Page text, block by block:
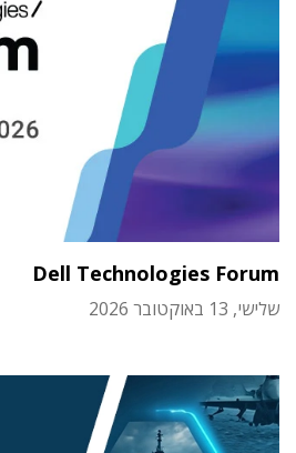
Dell Technologies Forum
שלישי, 13 באוקטובר 2026